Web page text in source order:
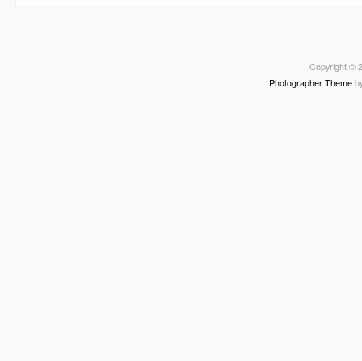
Copyright ©
Photographer Theme